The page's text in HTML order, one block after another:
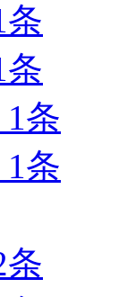
条
条
条
条
条